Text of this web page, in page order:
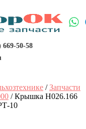
669-50-58
/Запчасти
/ Крышка Н026.166
10